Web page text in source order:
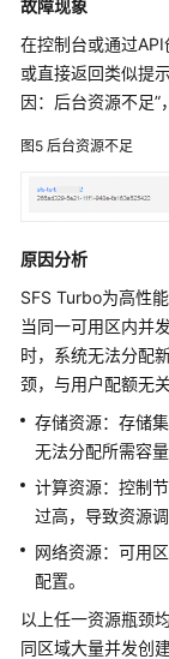
示
wrong
fs
type，
bad
option
使
Windows
统
挂
载
SFS
文
件
系
统
时
示
不
能
故障现象
在控制台或通过
或直接返回类似提
因：后台资源不足”
图5 后台资源不足
原因分析
SFS Turbo为高性
当同一可用区内并
时，系统无法分配
颈，与用户配额无
存储资源：存储
无法分配所需容量
计算资源：控制
过高，导致资源调
网络资源：可用
配置。
以上任一资源瓶颈
同区域大量并发创